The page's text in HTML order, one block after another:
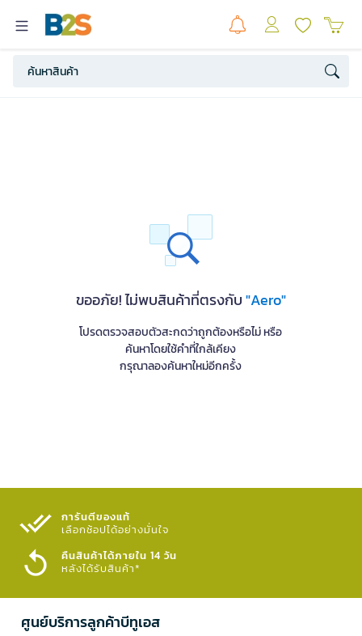
ขออภัย! ไม่พบสินค้าที่ตรงกับ"Aero"
โปรดตรวจสอบตัวสะกดว่าถูกต้องหรือไม่ หรือ
ค้นหาโดยใช้คำที่ใกล้เคียง
กรุณาลองค้นหาใหม่อีกครั้ง
การันตีของแท้
เลือกช้อปได้อย่างมั่นใจ​
คืนสินค้าได้ภายใน 14 วัน
หลังได้รับสินค้า*
ศูนย์บริการลูกค้าบีทูเอส